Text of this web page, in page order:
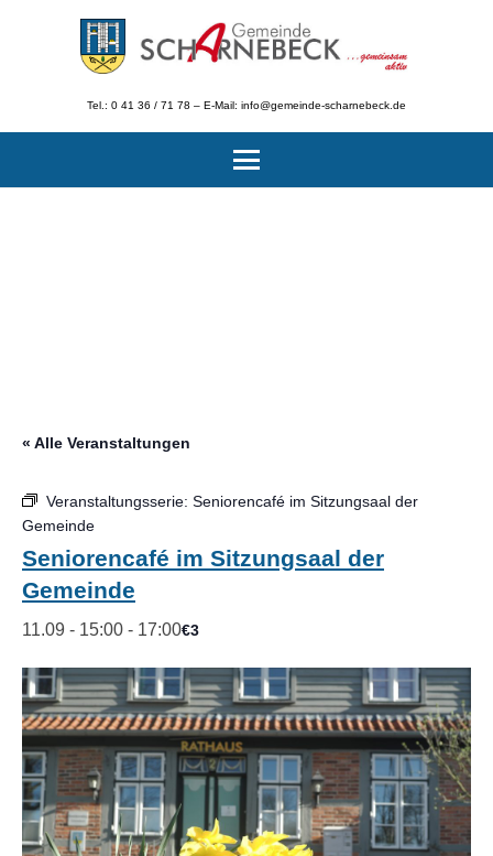
Tel.: 0 41 36 / 71 78 – E-Mail: info@gemeinde-scharnebeck.de
« Alle Veranstaltungen
Veranstaltungsserie: Seniorencafé im Sitzungsaal der
Gemeinde
Seniorencafé im Sitzungsaal der
Gemeinde
11.09 - 15:00 - 17:00€3